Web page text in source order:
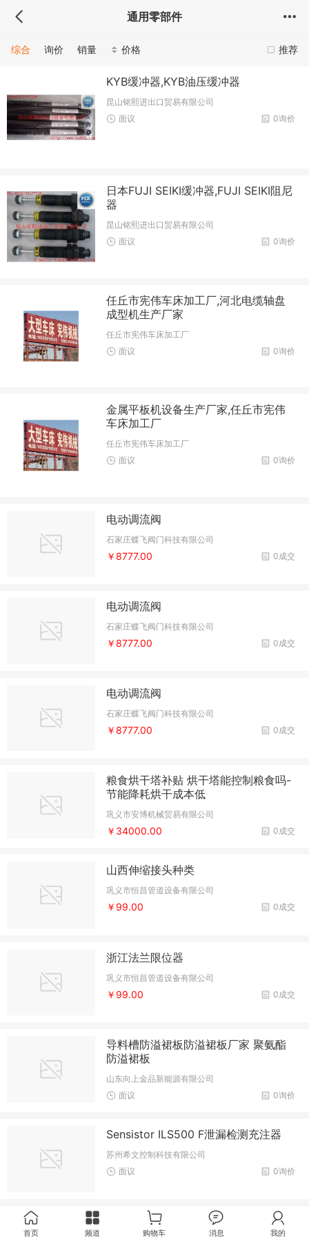
通用零部件
推荐
综合 询价 销量 价格
KYB缓冲器,KYB油压缓冲器
昆山铭熙进出口贸易有限公司
0询价
面议
日本FUJI SEIKI缓冲器,FUJI SEIKI阻尼
器
昆山铭熙进出口贸易有限公司
0询价
面议
任丘市宪伟车床加工厂,河北电缆轴盘
成型机生产厂家
任丘市宪伟车床加工厂
0询价
面议
金属平板机设备生产厂家,任丘市宪伟
车床加工厂
任丘市宪伟车床加工厂
0询价
面议
电动调流阀
石家庄蝶飞阀门科技有限公司
0成交
￥8777.00
电动调流阀
石家庄蝶飞阀门科技有限公司
0成交
￥8777.00
电动调流阀
石家庄蝶飞阀门科技有限公司
0成交
￥8777.00
粮食烘干塔补贴 烘干塔能控制粮食吗-
节能降耗烘干成本低
巩义市安博机械贸易有限公司
0成交
￥34000.00
山西伸缩接头种类
巩义市恒昌管道设备有限公司
0成交
￥99.00
浙江法兰限位器
巩义市恒昌管道设备有限公司
0成交
￥99.00
导料槽防溢裙板防溢裙板厂家 聚氨酯
防溢裙板
山东向上金品新能源有限公司
0询价
面议
Sensistor ILS500 F泄漏检测充注器
苏州希文控制科技有限公司
0询价
面议
首页 频道 购物车 消息 我的